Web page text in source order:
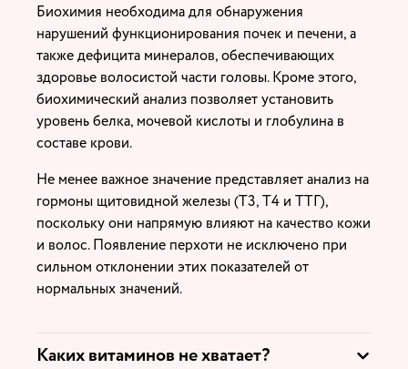
Биохимия необходима для обнаружения
нарушений функционирования почек и печени, а
также дефицита минералов, обеспечивающих
здоровье волосистой части головы. Кроме этого,
биохимический анализ позволяет установить
уровень белка, мочевой кислоты и глобулина в
составе крови.
Не менее важное значение представляет анализ на
гормоны щитовидной железы (Т3, Т4 и ТТГ),
поскольку они напрямую влияют на качество кожи
и волос. Появление перхоти не исключено при
сильном отклонении этих показателей от
нормальных значений.
Каких витаминов не хватает?